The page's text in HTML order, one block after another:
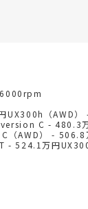
UX300h（AWD）
C - 480.3
（AWD） - 506.8
- 524.1万円